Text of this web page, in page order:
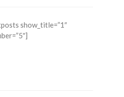
show_title=”1″